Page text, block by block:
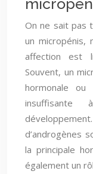
On ne sait pas
un micropénis,
affection est
Souvent, un
hormonale
d’androgènes
la principale
également un